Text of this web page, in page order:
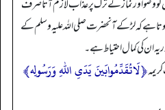
وضو اور نماز کے ترک پر عذاب لازم آتا صرف
ہے کہ لڑکے آنحضرت صلی اللہ علیہ وسلم کے
ان کی کمال احتیاط ہے۔
﴿لَاتُقَدِّمُوابَینَ یَدَیِ اللّٰہِ وَرَسُولِه﴾